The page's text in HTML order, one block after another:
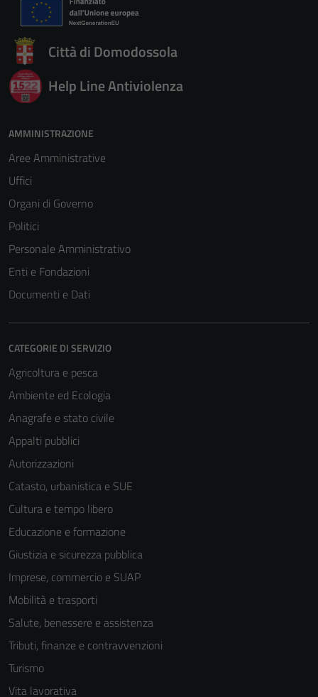
Città di Domodossola
Help Line Antiviolenza
AMMINISTRAZIONE
Aree Amministrative
Uffici
Organi di Governo
Politici
Personale Amministrativo
Enti e Fondazioni
Documenti e Dati
CATEGORIE DI SERVIZIO
Agricoltura e pesca
Ambiente ed Ecologia
Anagrafe e stato civile
Appalti pubblici
Autorizzazioni
Catasto, urbanistica e SUE
Cultura e tempo libero
Educazione e formazione
Giustizia e sicurezza pubblica
Imprese, commercio e SUAP
Mobilità e trasporti
Salute, benessere e assistenza
Tributi, finanze e contravvenzioni
Turismo
Vita lavorativa